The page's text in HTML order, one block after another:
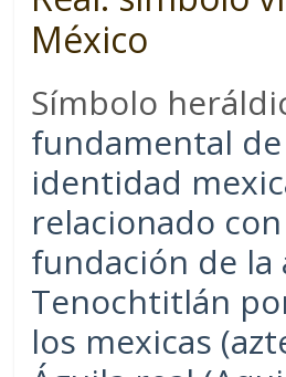
México
Símbolo
fundamental
identidad
relacionado
fundación de la
Tenochtitlán
los mexicas